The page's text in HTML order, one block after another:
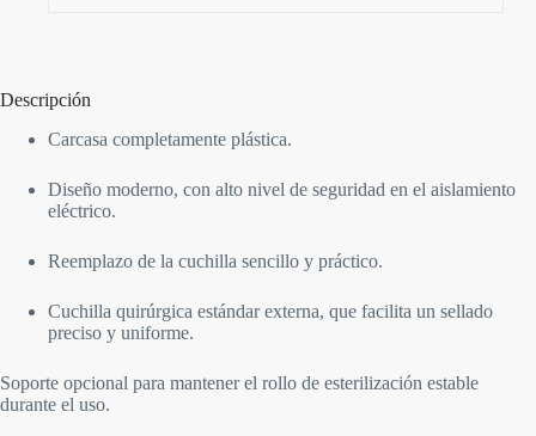
Descripción
Carcasa completamente plástica.
Diseño moderno, con alto nivel de seguridad en el aislamiento
eléctrico.
Reemplazo de la cuchilla sencillo y práctico.
Cuchilla quirúrgica estándar externa, que facilita un sellado
preciso y uniforme.
Soporte opcional para mantener el rollo de esterilización estable
durante el uso.